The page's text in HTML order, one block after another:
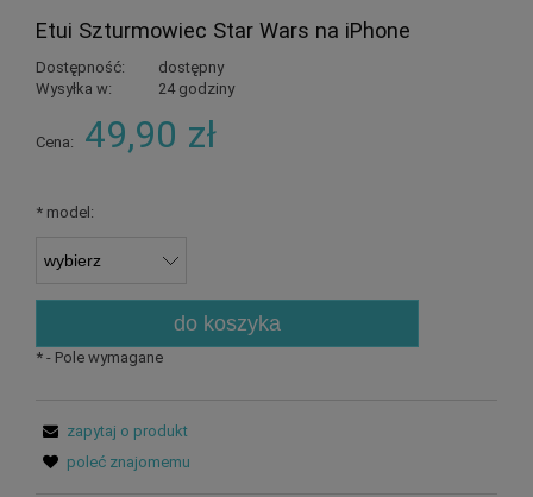
Etui Szturmowiec Star Wars na iPhone
Dostępność:
dostępny
Wysyłka w:
24 godziny
Cena: 49,90 zł
*model:
do koszyka
*- Pole wymagane
zapytaj o produkt
poleć znajomemu